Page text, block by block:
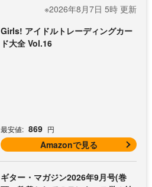
※2026年8月7日 5時 更新
Girls! アイドルトレーディングカー
ド大全 Vol.16
最安値: 869 円
Amazonで見る
ギター・マガジン2026年9月号(巻